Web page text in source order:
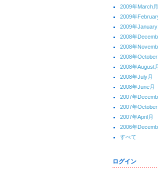
2009年March月
2009年
2009年January
2008年
2008年
2008年October
2008年August
2008年July月
2008年June月
2007年
2007年October
2007年April月
2006年
すべて
ログイン